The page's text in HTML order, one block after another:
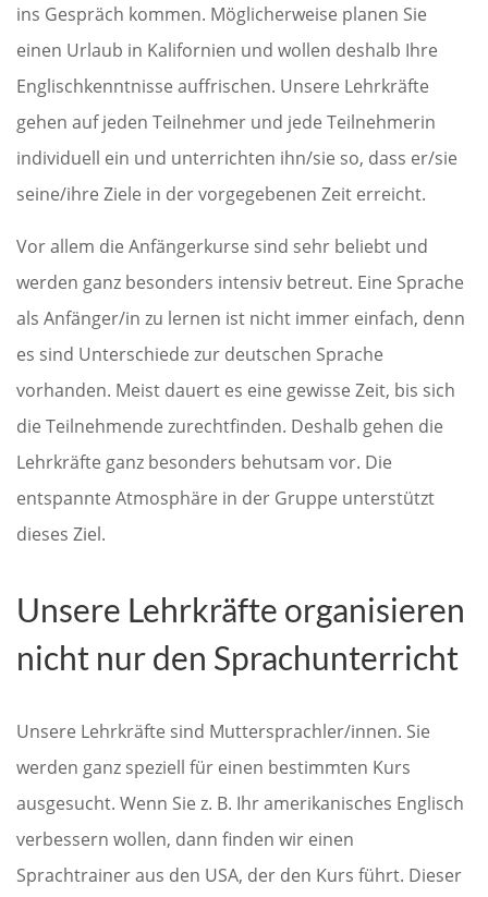
ins Gespräch kommen. Möglicherweise planen Sie
einen Urlaub in Kalifornien und wollen deshalb Ihre
Englischkenntnisse auffrischen. Unsere Lehrkräfte
gehen auf jeden Teilnehmer und jede Teilnehmerin
individuell ein und unterrichten ihn/sie so, dass er/sie
seine/ihre Ziele in der vorgegebenen Zeit erreicht.
Vor allem die Anfängerkurse sind sehr beliebt und
werden ganz besonders intensiv betreut. Eine Sprache
als Anfänger/in zu lernen ist nicht immer einfach, denn
es sind Unterschiede zur deutschen Sprache
vorhanden. Meist dauert es eine gewisse Zeit, bis sich
die Teilnehmende zurechtfinden. Deshalb gehen die
Lehrkräfte ganz besonders behutsam vor. Die
entspannte Atmosphäre in der Gruppe unterstützt
dieses Ziel.
Unsere Lehrkräfte organisieren
nicht nur den Sprachunterricht
Unsere Lehrkräfte sind Muttersprachler/innen. Sie
werden ganz speziell für einen bestimmten Kurs
ausgesucht. Wenn Sie z. B. Ihr amerikanisches Englisch
verbessern wollen, dann finden wir einen
Sprachtrainer aus den USA, der den Kurs führt. Dieser